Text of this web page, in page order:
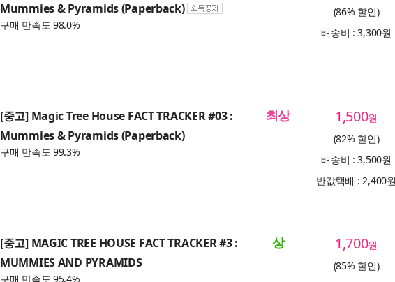
Mummies & Pyramids (Paperback)
구매 만족도 98.0%
(86% 할인)
배송비 : 3,300원
[중고] Magic Tree House FACT TRACKER #03 :
Mummies & Pyramids (Paperback)
구매 만족도 99.3%
최상 1,500원
(82% 할인)
배송비 : 3,500원
반값택배 : 2,400원
[중고] MAGIC TREE HOUSE FACT TRACKER #3 :
MUMMIES AND PYRAMIDS
구매 만족도 95.4%
상 1,700원
(85% 할인)